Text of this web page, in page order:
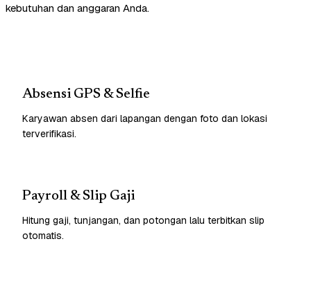
kebutuhan dan anggaran Anda.
Absensi GPS & Selfie
Karyawan absen dari lapangan dengan foto dan lokasi
terverifikasi.
Payroll & Slip Gaji
Hitung gaji, tunjangan, dan potongan lalu terbitkan slip
otomatis.